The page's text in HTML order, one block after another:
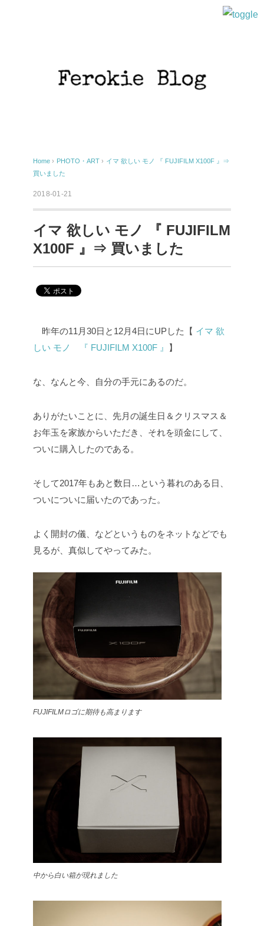
Home › PHOTO・ART › イマ 欲しい モノ 『 FUJIFILM X100F 』⇒
買いました
2018-01-21
イマ 欲しい モノ 『 FUJIFILM
X100F 』⇒ 買いました
昨年の11月30日と12月4日にUPした【 イマ 欲
しい モノ 『 FUJIFILM X100F 』
】
な、なんと今、自分の手元にあるのだ。
ありがたいことに、先月の誕生日＆クリスマス＆
お年玉を家族からいただき、それを頭金にして、
ついに購入したのである。
そして2017年もあと数日…という暮れのある日、
ついについに届いたのであった。
よく開封の儀、などというものをネットなどでも
見るが、真似してやってみた。
FUJIFILMロゴに期待も高まります
中から白い箱が現れました